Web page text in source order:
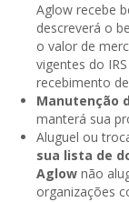
Aglow recebe
descreverá o
o valor de
vigentes do
recebimento
Manutenção
manterá sua
Aluguel ou
sua lista de
Aglow não
organizações